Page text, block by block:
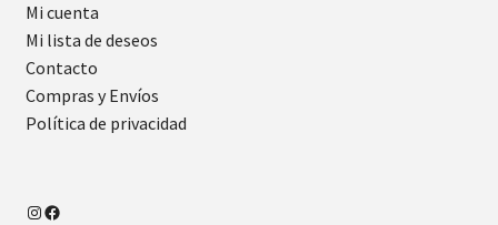
Mi cuenta
Mi lista de deseos
Contacto
Compras y Envíos
Política de privacidad